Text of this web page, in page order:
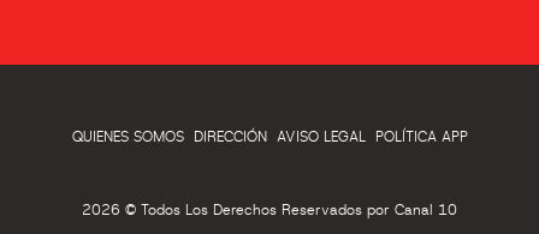
QUIENES SOMOS DIRECCIÓN AVISO LEGAL POLÍTICA APP
2026 © Todos Los Derechos Reservados por Canal 10